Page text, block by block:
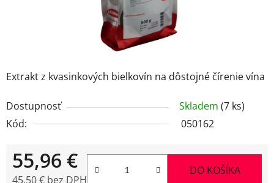
Extrakt z kvasinkových bielkovín na dôstojné čírenie vína
Dostupnosť Skladem (7 ks)
Kód:
050162
55,96 €
45,50 € bez DPH
DO KOŠÍKA